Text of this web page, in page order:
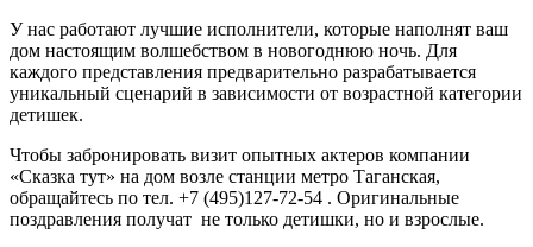
У нас работают лучшие исполнители, которые наполнят ваш
дом настоящим волшебством в новогоднюю ночь. Для
каждого представления предварительно разрабатывается
уникальный сценарий в зависимости от возрастной категории
детишек.
Чтобы забронировать визит опытных актеров компании
«Сказка тут» на дом возле станции метро Таганская,
обращайтесь по тел. +7 (495)127-72-54 . Оригинальные
поздравления получат не только детишки, но и взрослые.